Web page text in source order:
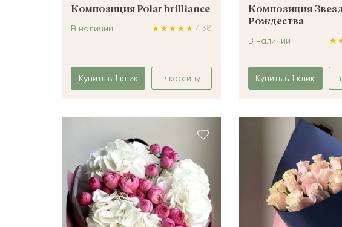
Композиция Polar brilliance
/ 38
В наличии
Купить в 1 клик в корзину
Композиция
Рождества
В наличии
Купить в 1 клик